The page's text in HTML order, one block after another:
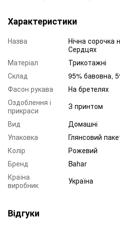
Характеристики
Назва
Нічна сорочка
Сердцях
Матеріал
Трикотажні
Склад
95% бавовна,
Фасон рукава
На бретелях
Оздоблення і
прикраси
З принтом
Вид
Домашні
Упаковка
Глянсовий
Колір
Рожевий
Бренд
Bahar
Країна
виробник
Україна
Відгуки